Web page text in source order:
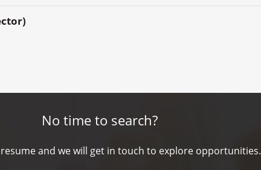
No time to search?
and we will get in touch to explore opportunities.